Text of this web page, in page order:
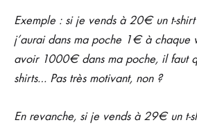
Exemple : si je vends à 20€ un t-
j’aurai dans ma poche 1€ à chaque
avoir 1000€ dans ma poche, il faut
shirts… Pas très motivant, non ?
En revanche, si je vends à 29€ un t-